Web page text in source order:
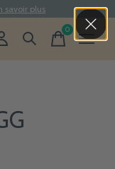
savoir plus
0items